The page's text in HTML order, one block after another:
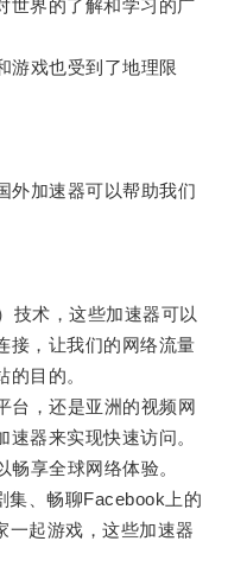
世界的了解和学习的广
戏也受到了地理限
加速器可以帮助我们
术，这些加速器可以
接，让我们的网络流量
目的。
，还是亚洲的视频网
器来实现快速访问。
享全球网络体验。
、畅聊Facebook上的
一起游戏，这些加速器